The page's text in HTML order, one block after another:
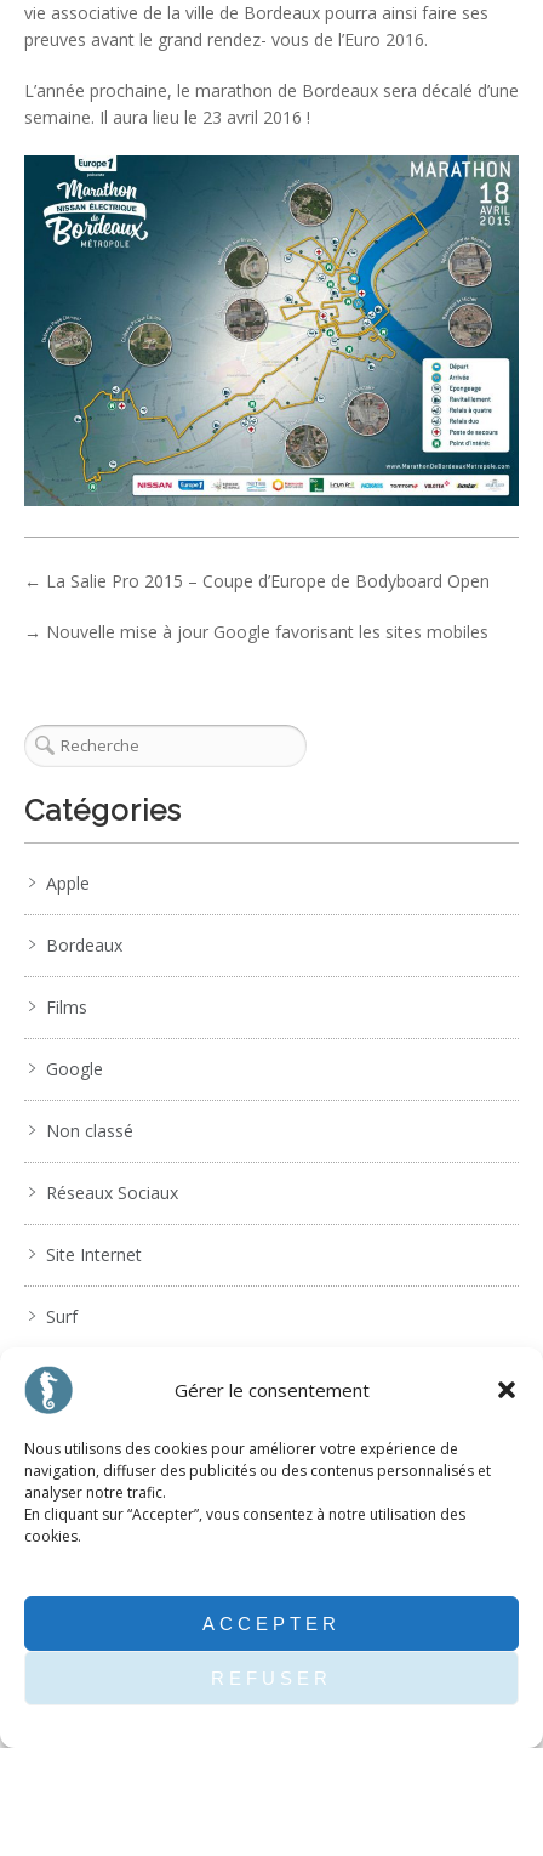
Gérer le consentement
Nous utilisons des cookies pour améliorer votre expérience de
navigation, diffuser des publicités ou des contenus personnalisés et
analyser notre trafic.
En cliquant sur “Accepter”, vous consentez à notre utilisation des
cookies.
ACCEPTER
REFUSER
vie associative de la ville de Bordeaux pourra ainsi faire ses
preuves avant le grand rendez- vous de l’Euro 2016.
L’année prochaine, le marathon de Bordeaux sera décalé d’une
semaine. Il aura lieu le 23 avril 2016 !
← La Salie Pro 2015 – Coupe d’Europe de Bodyboard Open
→ Nouvelle mise à jour Google favorisant les sites mobiles
Catégories
Apple
Bordeaux
Films
Google
Non classé
Réseaux Sociaux
Site Internet
Surf
Articles récents
Boostez votre business sur les réseaux sociaux
10 choses de Nike que vous ignoriez
Première édition du marathon de Bordeaux Métropole
La Salie Pro 2015 – Coupe d’Europe de Bodyboard Open